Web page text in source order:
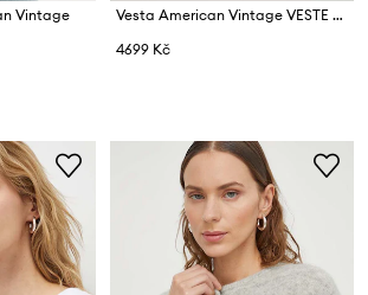
Vintage
Vesta American Vintage VESTE AMPLE
4699 Kč